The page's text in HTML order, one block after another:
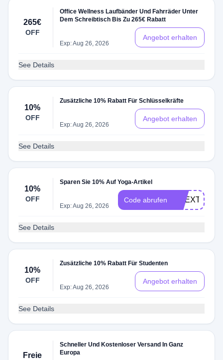
265€
OFF
Office Wellness Laufbänder Und Fahrräder Unter
Dem Schreibtisch Bis Zu 265€ Rabatt
Exp: Aug 26, 2026
Angebot erhalten
See Details
10%
OFF
Zusätzliche 10% Rabatt Für Schlüsselkräfte
Exp: Aug 26, 2026
Angebot erhalten
See Details
10%
OFF
Sparen Sie 10% Auf Yoga-Artikel
Exp: Aug 26, 2026
Code abrufen GAEXTRA10
See Details
10%
OFF
Zusätzliche 10% Rabatt Für Studenten
Exp: Aug 26, 2026
Angebot erhalten
See Details
Freie
Schneller Und Kostenloser Versand In Ganz
Europa